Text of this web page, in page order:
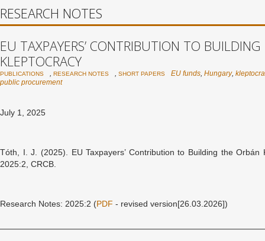
RESEARCH NOTES
EU TAXPAYERS’ CONTRIBUTION TO
KLEPTOCRACY
PUBLICATIONS , RESEARCH NOTES , SHORT PAPERS EU funds, Hungary,
public procurement
July 1, 2025
Tóth, I. J. (2025). EU Taxpayers’ Contribution to Building the Orbán
2025:2, CRCB.
Research Notes: 2025:2 (PDF - revised version[26.03.2026])